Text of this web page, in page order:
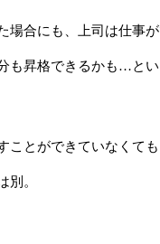
合にも、上司は仕事
昇格できるかも…と
とができていなくて
別。